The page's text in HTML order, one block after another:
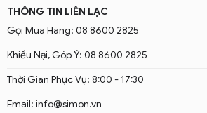
THÔNG TIN LIÊN LẠC
Gọi Mua Hàng: 08 8600 2825
Khiếu Nại, Góp Ý: 08 8600 2825
Thời Gian Phục Vụ: 8:00 - 17:30
Email: info@simon.vn